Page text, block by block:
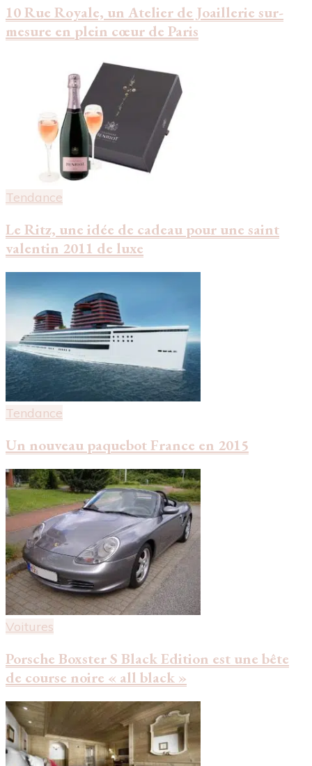
10 Rue Royale, un Atelier de Joaillerie sur-
mesure en plein cœur de Paris
Tendance
Le Ritz, une idée de cadeau pour une saint
valentin 2011 de luxe
Tendance
Un nouveau paquebot France en 2015
Voitures
Porsche Boxster S Black Edition est une bête
de course noire « all black »